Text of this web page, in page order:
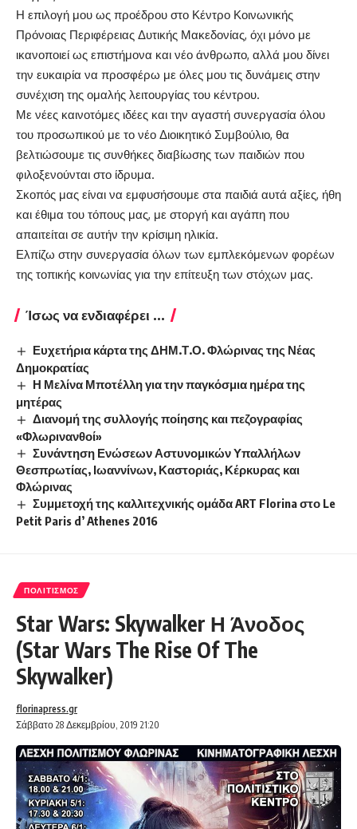
Η επιλογή μου ως προέδρου στο Κέντρο Κοινωνικής
Πρόνοιας Περιφέρειας Δυτικής Μακεδονίας, όχι μόνο με
ικανοποιεί ως επιστήμονα και νέο άνθρωπο, αλλά μου δίνει
την ευκαιρία να προσφέρω με όλες μου τις δυνάμεις στην
συνέχιση της ομαλής λειτουργίας του κέντρου.
Με νέες καινοτόμες ιδέες και την αγαστή συνεργασία όλου
του προσωπικού με το νέο Διοικητικό Συμβούλιο, θα
βελτιώσουμε τις συνθήκες διαβίωσης των παιδιών που
φιλοξενούνται στο ίδρυμα.
Σκοπός μας είναι να εμφυσήσουμε στα παιδιά αυτά αξίες, ήθη
και έθιμα του τόπους μας, με στοργή και αγάπη που
απαιτείται σε αυτήν την κρίσιμη ηλικία.
Ελπίζω στην συνεργασία όλων των εμπλεκόμενων φορέων
της τοπικής κοινωνίας για την επίτευξη των στόχων μας.
Ίσως να ενδιαφέρει ...
Ευχετήρια κάρτα της ΔΗΜ.Τ.Ο. Φλώρινας της Νέας
Δημοκρατίας
Η Μελίνα Μποτέλλη για την παγκόσμια ημέρα της
μητέρας
Διανομή της συλλογής ποίησης και πεζογραφίας
«Φλωρινανθοί»
Συνάντηση Ενώσεων Αστυνομικών Υπαλλήλων
Θεσπρωτίας, Ιωαννίνων, Καστοριάς, Κέρκυρας και
Φλώρινας
Συμμετοχή της καλλιτεχνικής ομάδα ART Florina στο Le
Petit Paris d’ Athenes 2016
ΠΟΛΙΤΙΣΜΌΣ
Star Wars: Skywalker Η Άνοδος
(Star Wars The Rise Of The
Skywalker)
Σάββατο 28 Δεκεμβρίου, 2019 21:20
florinapress.gr